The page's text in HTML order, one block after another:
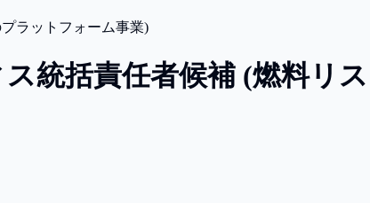
ラットフォーム事業)
統括責任者候補 (燃料リ